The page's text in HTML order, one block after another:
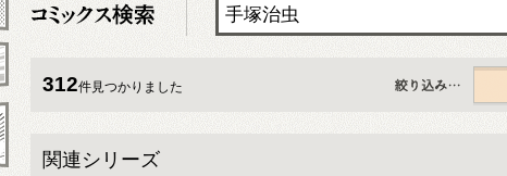
312件見つかりました
関連シリーズ